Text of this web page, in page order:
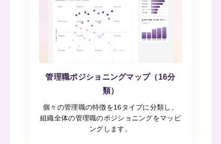
管理職ポジショニングマップ（16分
類）
個々の管理職の特徴を16タイプに分類し、
組織全体の管理職のポジショニングをマッピ
ングします。